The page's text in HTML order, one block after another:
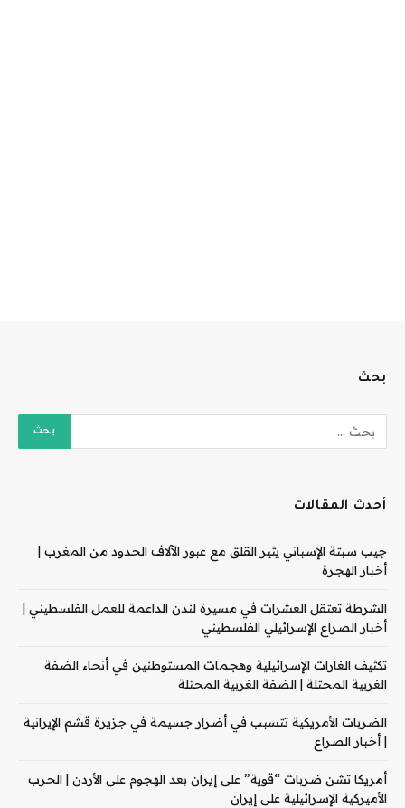
بحث
أحدث المقالات
جيب سبتة الإسباني يثير القلق مع عبور الآلاف الحدود من المغرب |
أخبار الهجرة
الشرطة تعتقل العشرات في مسيرة لندن الداعمة للعمل الفلسطيني |
أخبار الصراع الإسرائيلي الفلسطيني
تكثيف الغارات الإسرائيلية وهجمات المستوطنين في أنحاء الضفة
الغربية المحتلة | الضفة الغربية المحتلة
الضربات الأمريكية تتسبب في أضرار جسيمة في جزيرة قشم الإيرانية
| أخبار الصراع
أمريكا تشن ضربات “قوية” على إيران بعد الهجوم على الأردن | الحرب
الأميركية الإسرائيلية على إيران